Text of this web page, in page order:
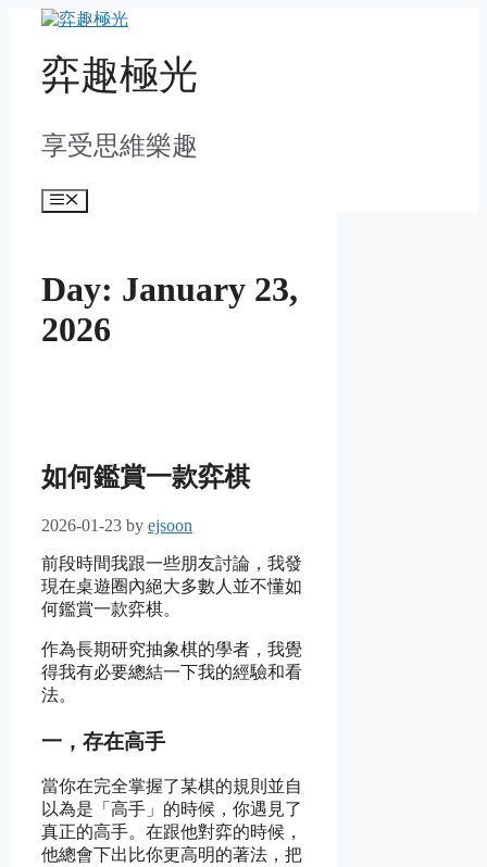
content弈趣極光
享受思維樂趣
Menu
Day: January 23,
2026
如何鑑賞一款弈棋
2026-01-23 by ejsoon
前段時間我跟一些朋友討論，我發
現在桌遊圈內絕大多數人並不懂如
何鑑賞一款弈棋。
作為長期研究抽象棋的學者，我覺
得我有必要總結一下我的經驗和看
法。
一，存在高手
當你在完全掌握了某棋的規則並自
以為是「高手」的時候，你遇見了
真正的高手。在跟他對弈的時候，
他總會下出比你更高明的著法，把